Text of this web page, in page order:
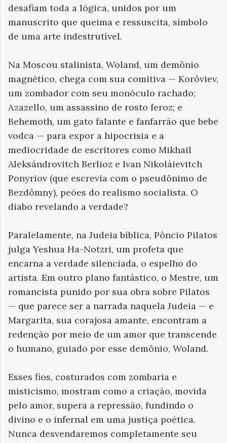
desafiam toda a lógica, unidos por um
manuscrito que queima e ressuscita, símbolo
de uma arte indestrutível.
Na Moscou stalinista, Woland, um demônio
magnético, chega com sua comitiva — Korôviev,
um zombador com seu monóculo rachado;
Azazello, um assassino de rosto feroz; e
Behemoth, um gato falante e fanfarrão que bebe
vodca — para expor a hipocrisia e a
mediocridade de escritores como Mikhail
Aleksándrovitch Berlioz e Ivan Nikoláievitch
Ponyriov (que escrevia com o pseudônimo de
Bezdômny), peões do realismo socialista. O
diabo revelando a verdade?
Paralelamente, na Judeia bíblica, Pôncio Pilatos
julga Yeshua Ha-Notzri, um profeta que
encarna a verdade silenciada, o espelho do
artista. Em outro plano fantástico, o Mestre, um
romancista punido por sua obra sobre Pilatos
— que parece ser a narrada naquela Judeia — e
Margarita, sua corajosa amante, encontram a
redenção por meio de um amor que transcende
o humano, guiado por esse demônio, Woland.
Esses fios, costurados com zombaria e
misticismo, mostram como a criação, movida
pelo amor, supera a repressão, fundindo o
divino e o infernal em uma justiça poética.
Nunca desvendaremos completamente seu